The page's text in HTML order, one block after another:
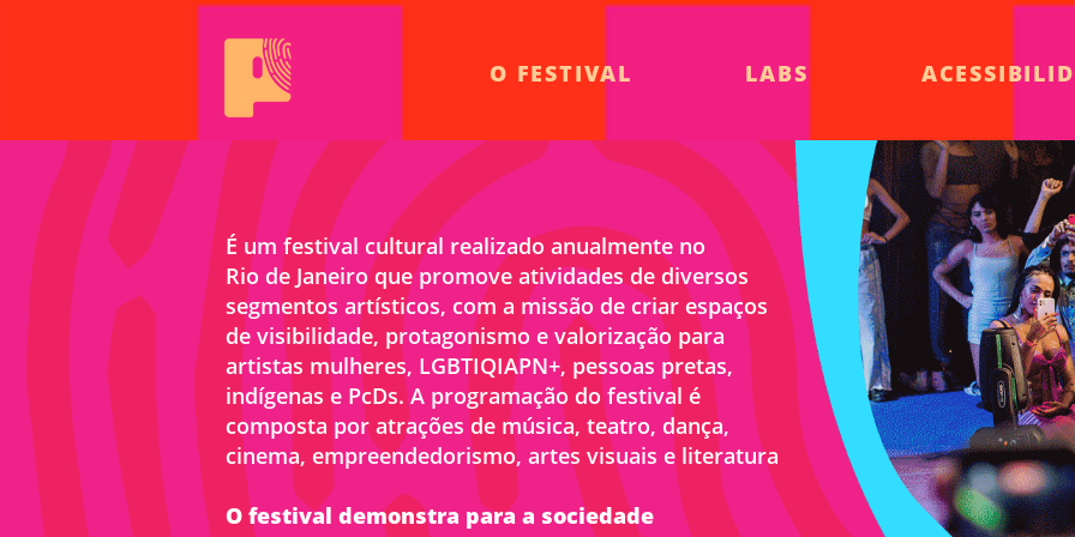
O FESTIVAL LABS
É um festival cultural realizado anualmente no
Rio de Janeiro que promove atividades de diversos
segmentos artísticos, com a missão de criar espaços
de visibilidade, protagonismo e valorização para
artistas mulheres, LGBTIQIAPN+, pessoas pretas,
indígenas e PcDs. A programação do festival é
composta por atrações de música, teatro, dança,
cinema, empreendedorismo, artes visuais e literatura
O festival demonstra para a sociedade